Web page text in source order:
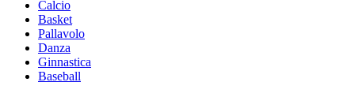
Calcio
Basket
Pallavolo
Danza
Ginnastica
Baseball